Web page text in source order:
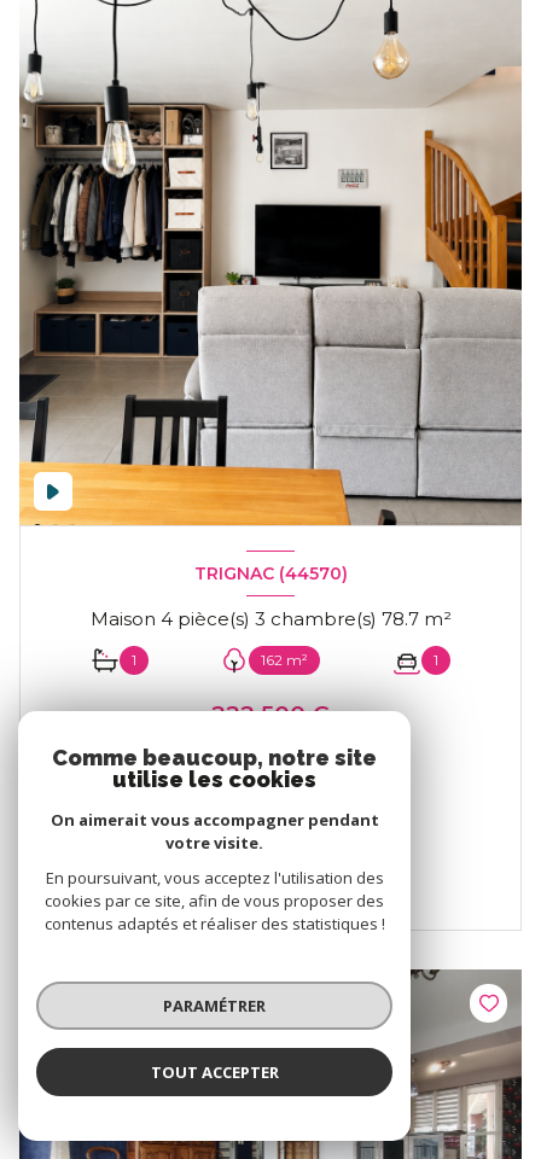
TRIGNAC (44570)
Maison 4 pièce(s) 3 chambre(s) 78.7 m²
1 162 m² 1
222 500 €
Proposé par
MAGUY IMMOBILIER
VOIR LE BIEN
Comme beaucoup, notre site
utilise les cookies
On aimerait vous accompagner pendant
votre visite.
En poursuivant, vous acceptez l'utilisation des
cookies par ce site, afin de vous proposer des
contenus adaptés et réaliser des statistiques !
PARAMÉTRER
TOUT ACCEPTER